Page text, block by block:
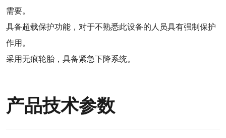
需要。
具备超载保护功能，对于不熟悉此设备的人员具有强制保护
作用。
采用无痕轮胎，具备紧急下降系统。
产品技术参数